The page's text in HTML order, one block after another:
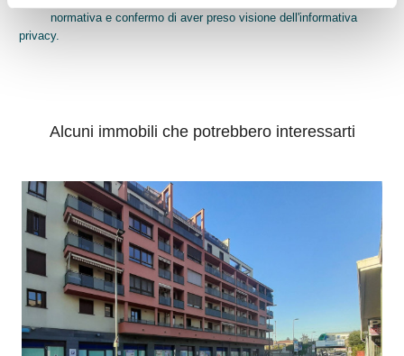
normativa e confermo di aver preso visione dell'informativa
privacy.
Alcuni immobili che potrebbero interessarti